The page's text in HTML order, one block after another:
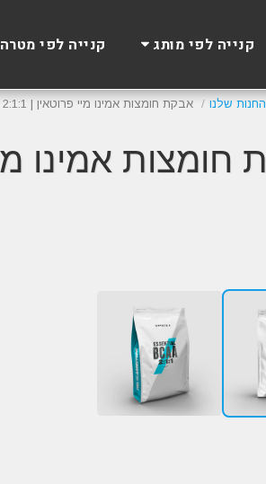
קנייה לפי מותג קנייה לפי מטרה
החנות שלנו אבקת חומצות אמינו מיי פרוטאין | MyProtein Essential BCAA 2:1:1